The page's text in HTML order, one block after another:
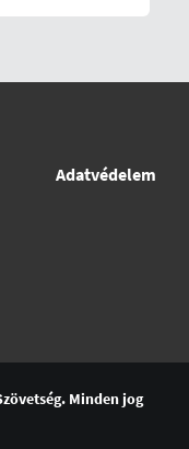
Adatvédelem
. Minden jog